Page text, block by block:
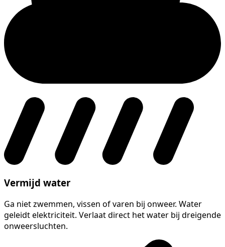
Vermijd water
Ga niet zwemmen, vissen of varen bij onweer. Water
geleidt elektriciteit. Verlaat direct het water bij dreigende
onweersluchten.